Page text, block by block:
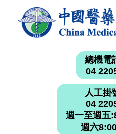
總機電
04
人工掛
04
週一至週五
週六